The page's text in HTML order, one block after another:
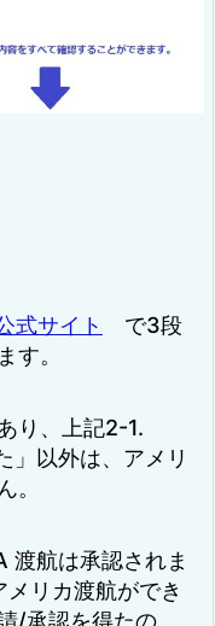
式サイト
で3段
す。
り、上記2-1.
」以外は、アメリ
。
航は承認されま
リカ渡航ができ